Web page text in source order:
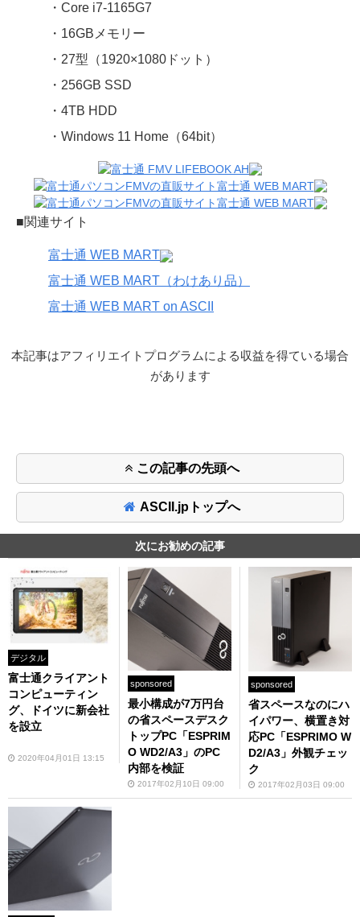
・Core i7-1165G7
・16GBメモリー
・27型（1920×1080ドット）
・256GB SSD
・4TB HDD
・Windows 11 Home（64bit）
■関連サイト
富士通 WEB MART
富士通 WEB MART（わけあり品）
富士通 WEB MART on ASCII
本記事はアフィリエイトプログラムによる収益を得ている場合
があります
この記事の先頭へ
ASCII.jpトップへ
次にお勧めの記事
デジタル
富士通クライアント
コンピューティン
グ、ドイツに新会社
を設立
2020年04月01日 13:15
sponsored
最小構成が7万円台
の省スペースデスク
トップPC「ESPRIM
O WD2/A3」のPC
内部を検証
2017年02月10日 09:00
sponsored
省スペースなのにハ
イパワー、横置き対
応PC「ESPRIMO W
D2/A3」外観チェッ
ク
2017年02月03日 09:00